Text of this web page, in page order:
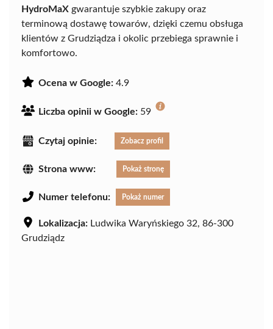
HydroMaX gwarantuje szybkie zakupy oraz
terminową dostawę towarów, dzięki czemu obsługa
klientów z Grudziądza i okolic przebiega sprawnie i
komfortowo.
Ocena w Google: 4.9
Liczba opinii w Google: 59
Czytaj opinie: Zobacz profil
Strona www: Pokaż stronę
Numer telefonu: Pokaż numer
Lokalizacja: Ludwika Waryńskiego 32, 86-300
Grudziądz